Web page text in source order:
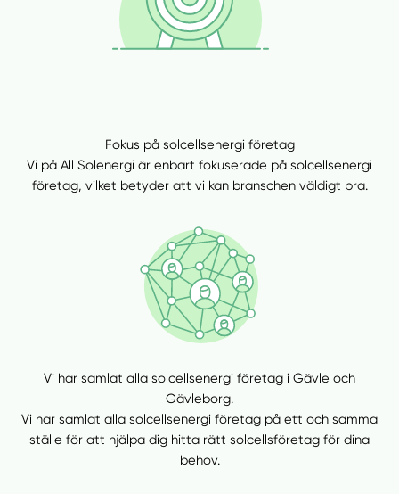
Fokus på solcellsenergi företag
Vi på All Solenergi är enbart fokuserade på solcellsenergi
företag, vilket betyder att vi kan branschen väldigt bra.
Vi har samlat alla solcellsenergi företag i Gävle och
Gävleborg.
Vi har samlat alla solcellsenergi företag på ett och samma
ställe för att hjälpa dig hitta rätt solcellsföretag för dina
behov.